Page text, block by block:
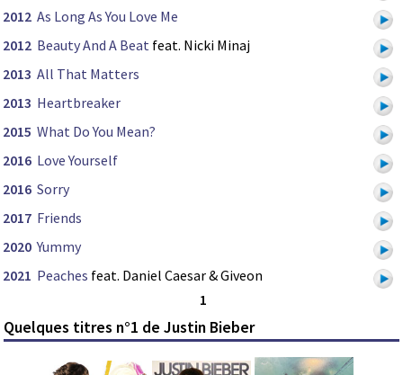
2012 As Long As You Love Me
2012 Beauty And A Beat feat. Nicki Minaj
2013 All That Matters
2013 Heartbreaker
2015 What Do You Mean?
2016 Love Yourself
2016 Sorry
2017 Friends
2020 Yummy
2021 Peaches feat. Daniel Caesar & Giveon
1
Quelques titres n°1 de Justin Bieber